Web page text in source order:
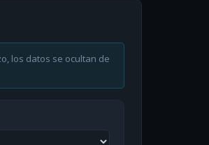
los datos se ocultan de